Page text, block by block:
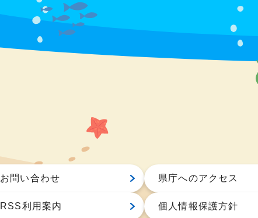
お問い合わせ 県庁へのアクセス
RSS利用案内 個人情報保護方針